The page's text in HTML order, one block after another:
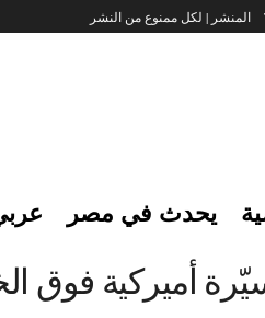
المنشر | لكل ممنوع من النشر
يحدث في مصر
أميركية فوق